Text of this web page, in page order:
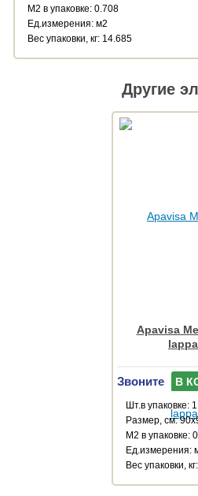
М2 в упаковке: 0.708
Ед.измерения: м2
Веc упаковки, кг: 14.685
Другие
Apavisa
Звоните В
Шт.в упаковке: 1
Размер, см:
М2 в упаковке:
Ед.измерения:
Веc упаковки,